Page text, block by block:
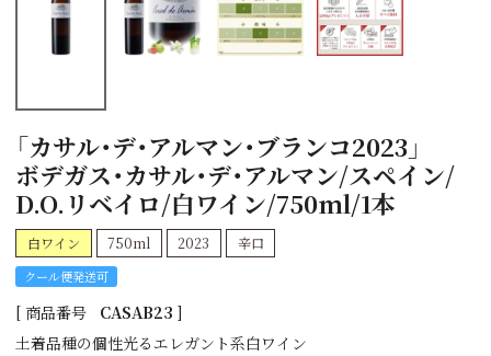
「カサル・デ・アルマン・ブランコ2023」
ボデガス・カサル・デ・アルマン/スペイン/
D.O.リベイロ/白ワイン/750ml/1本
白ワイン 750ml 2023 辛口
クール便発送可
商品番号
CASAB23
土着品種の個性光るエレガント系白ワイン